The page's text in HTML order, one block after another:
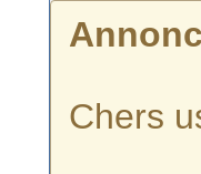
Chers